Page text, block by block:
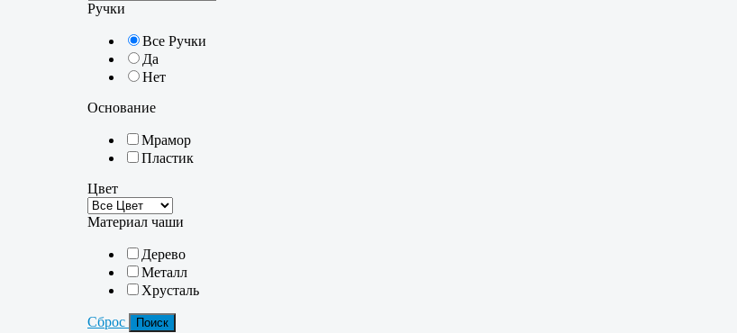
Ручки
Все Ручки
Да
Нет
Основание
Мрамор
Пластик
Цвет
Материал чаши
Дерево
Металл
Хрусталь
Сброс